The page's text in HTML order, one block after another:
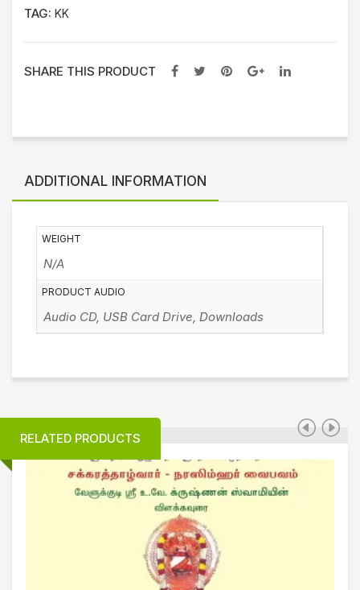
TAG: KK
SHARE THIS PRODUCT
ADDITIONAL INFORMATION
WEIGHT
N/A
PRODUCT AUDIO
Audio CD, USB Card Drive, Downloads
RELATED PRODUCTS